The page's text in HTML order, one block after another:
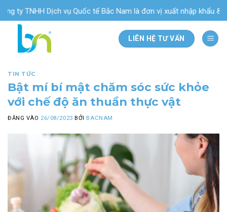
qua
Dịch vụ Quốc tế Bắc Nam là đơn vị xuất nhập khẩu & phân
LIÊN HỆ TƯ VẤN
TIN TỨC
Bật mí bí mật chăm sóc sức khỏe
với chế độ ăn thuần thực vật
ĐĂNG VÀO 26/08/2023 BỞI BACNAM